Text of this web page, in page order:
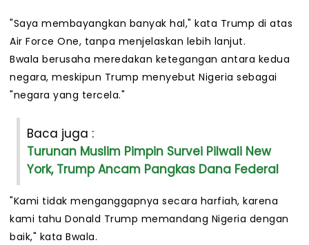
"Saya membayangkan banyak hal," kata Trump di atas
Air Force One, tanpa menjelaskan lebih lanjut.
Bwala berusaha meredakan ketegangan antara kedua
negara, meskipun Trump menyebut Nigeria sebagai
"negara yang tercela."
Baca juga :
Turunan Muslim Pimpin Survei Pilwali New
York, Trump Ancam Pangkas Dana Federal
"Kami tidak menganggapnya secara harfiah, karena
kami tahu Donald Trump memandang Nigeria dengan
baik," kata Bwala.